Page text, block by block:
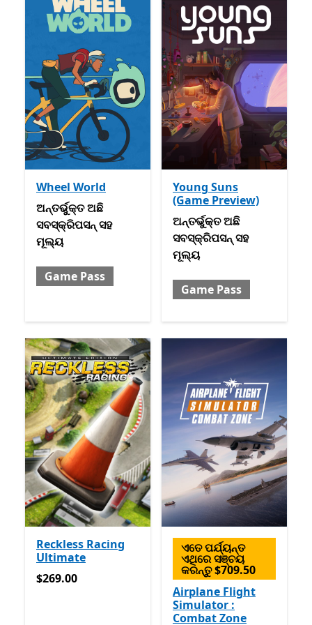
Wheel World
ଅନ୍ତର୍ଭୁକ୍ତ ଅଛି ସବସ୍କ୍ରିପସନ୍ ସହ ମୂଲ୍ୟ Game Pass
ଅନ୍ତର୍ଭୁକ୍ତ ଅଛି
ସବସ୍କ୍ରିପସନ୍ ସହ
ମୂଲ୍ୟ
Game Pass
Young Suns
(Game Preview)
ଅନ୍ତର୍ଭୁକ୍ତ ଅଛି ସବସ୍କ୍ରିପସନ୍
ଅନ୍ତର୍ଭୁକ୍ତ ଅଛି
ସବସ୍କ୍ରିପସନ୍ ସହ
ମୂଲ୍ୟ
Game Pass
Reckless Racing
Ultimate
$269.00
$269.00
ଏତେ ପର୍ଯ୍ୟନ୍ତ
ଏଥିରେ ସଞ୍ଚୟ
କରନ୍ତୁ $709.50
Airplane Flight
Simulator :
Combat Zone